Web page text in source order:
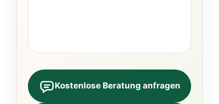
Kostenlose Beratung anfragen